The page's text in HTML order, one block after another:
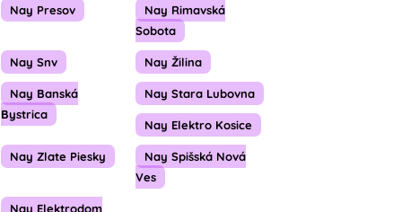
Nay Presov
Nay Rimavská
Sobota
Nay Snv Nay Žilina
Nay Banská
Bystrica
Nay Stara Lubovna
Nay Elektro Kosice
Nay Zlate Piesky
Nay Spišská Nová
Ves
Nay Elektrodom